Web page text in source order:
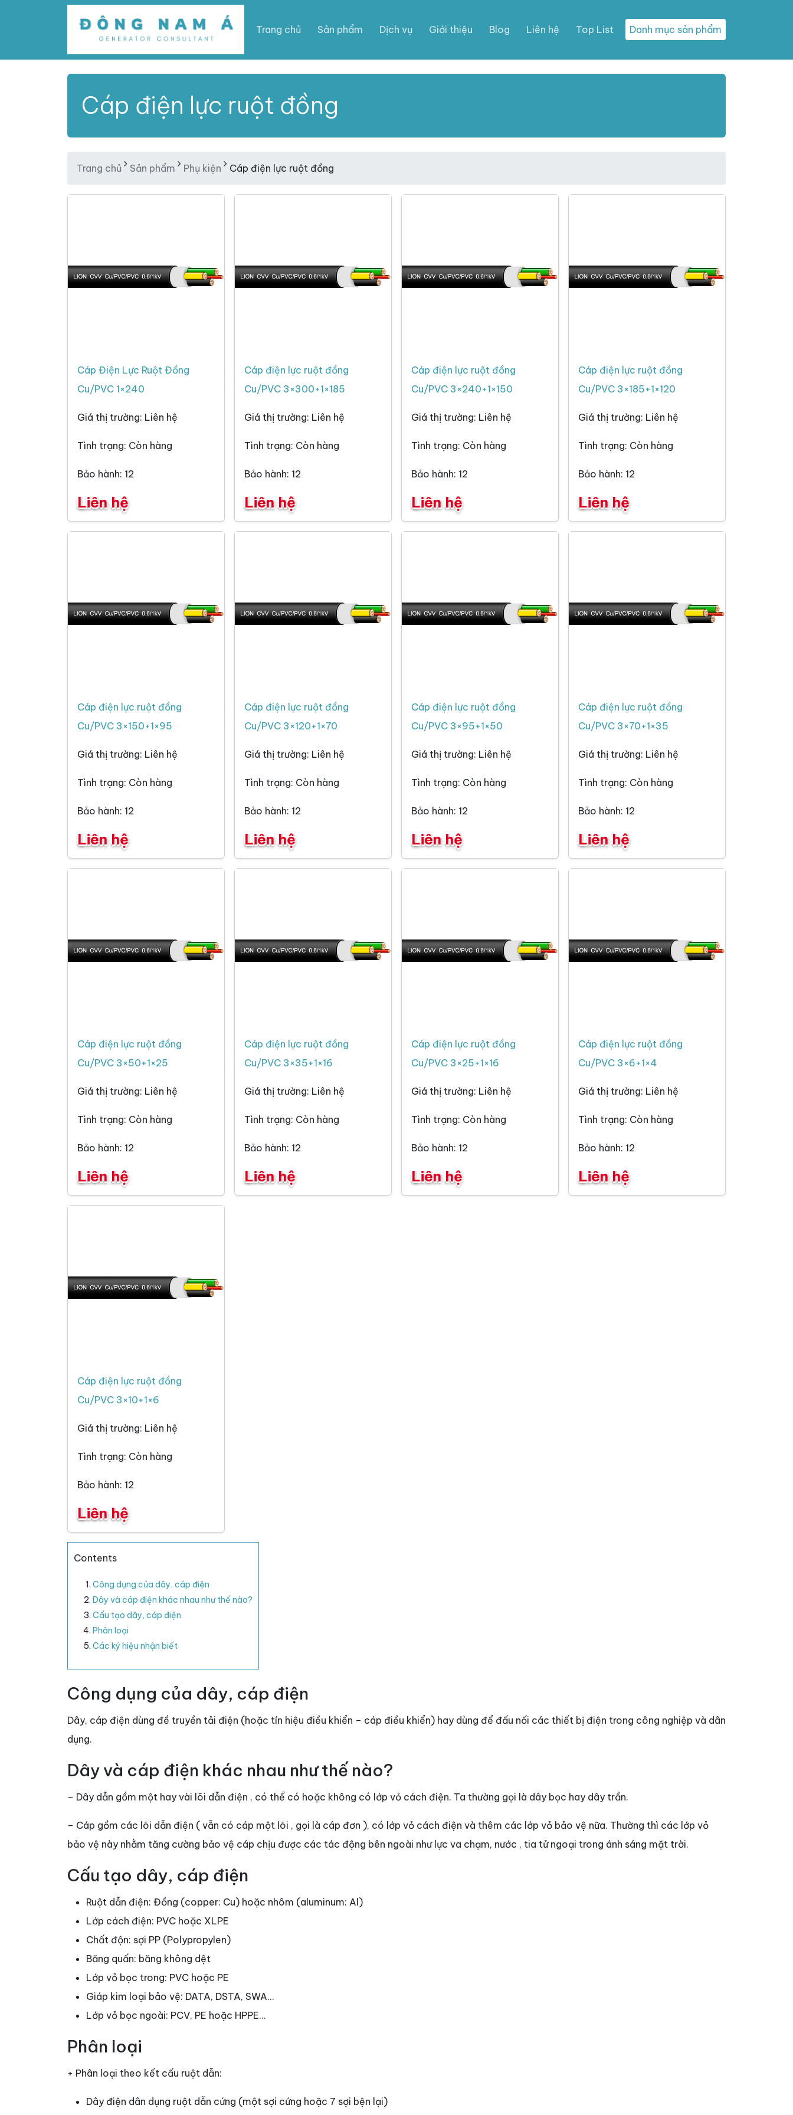
Trang chủ Sản phẩm Dịch vụ Giới thiệu Blog Liên hệ Top List Danh mục sản phẩm
Cáp điện lực ruột đồng
Trang chủ Sản phẩm Phụ kiện Cáp điện lực ruột đồng
Cáp Điện Lực Ruột Đồng
Cu/PVC 1×240
Giá thị trường: Liên hệ
Tình trạng: Còn hàng
Bảo hành: 12
Liên hệ
Cáp điện lực ruột đồng
Cu/PVC 3×300+1×185
Giá thị trường: Liên hệ
Tình trạng: Còn hàng
Bảo hành: 12
Liên hệ
Cáp điện lực ruột đồng
Cu/PVC 3×240+1×150
Giá thị trường: Liên hệ
Tình trạng: Còn hàng
Bảo hành: 12
Liên hệ
Cáp điện lực ruột đồng
Cu/PVC 3×185+1×120
Giá thị trường: Liên hệ
Tình trạng: Còn hàng
Bảo hành: 12
Liên hệ
Cáp điện lực ruột đồng
Cu/PVC 3×150+1×95
Giá thị trường: Liên hệ
Tình trạng: Còn hàng
Bảo hành: 12
Liên hệ
Cáp điện lực ruột đồng
Cu/PVC 3×120+1×70
Giá thị trường: Liên hệ
Tình trạng: Còn hàng
Bảo hành: 12
Liên hệ
Cáp điện lực ruột đồng
Cu/PVC 3×95+1×50
Giá thị trường: Liên hệ
Tình trạng: Còn hàng
Bảo hành: 12
Liên hệ
Cáp điện lực ruột đồng
Cu/PVC 3×70+1×35
Giá thị trường: Liên hệ
Tình trạng: Còn hàng
Bảo hành: 12
Liên hệ
Cáp điện lực ruột đồng
Cu/PVC 3×50+1×25
Giá thị trường: Liên hệ
Tình trạng: Còn hàng
Bảo hành: 12
Liên hệ
Cáp điện lực ruột đồng
Cu/PVC 3×35+1×16
Giá thị trường: Liên hệ
Tình trạng: Còn hàng
Bảo hành: 12
Liên hệ
Cáp điện lực ruột đồng
Cu/PVC 3×25+1×16
Giá thị trường: Liên hệ
Tình trạng: Còn hàng
Bảo hành: 12
Liên hệ
Cáp điện lực ruột đồng
Cu/PVC 3×6+1×4
Giá thị trường: Liên hệ
Tình trạng: Còn hàng
Bảo hành: 12
Liên hệ
Cáp điện lực ruột đồng
Cu/PVC 3×10+1×6
Giá thị trường: Liên hệ
Tình trạng: Còn hàng
Bảo hành: 12
Liên hệ
Contents
Công dụng của dây, cáp điện
Dây và cáp điện khác nhau như thế nào?
Cấu tạo dây, cáp điện
Phân loại
Các ký hiệu nhận biết
Công dụng của dây, cáp điện
Dây, cáp điện dùng đề truyền tải điện (hoặc tín hiệu điều khiển – cáp điều khiển) hay dùng để đấu nối các thiết bị điện trong công nghiệp và dân
dụng.
Dây và cáp điện khác nhau như thế nào?
– Dây dẫn gồm một hay vài lõi dẫn điện , có thể có hoặc không có lớp vỏ cách điện. Ta thường gọi là dây bọc hay dây trần.
– Cáp gồm các lõi dẫn điện ( vẫn có cáp một lõi , gọi là cáp đơn ), có lớp vỏ cách điện và thêm các lớp vỏ bảo vệ nữa. Thường thì các lớp vỏ
bảo vệ này nhằm tăng cường bảo vệ cáp chịu được các tác động bên ngoài như lực va chạm, nước , tia tử ngoại trong ánh sáng mặt trời.
Cấu tạo dây, cáp điện
Ruột dẫn điện: Đồng (copper: Cu) hoặc nhôm (aluminum: Al)
Lớp cách điện: PVC hoặc XLPE
Chất độn: sợi PP (Polypropylen)
Băng quấn: băng không dệt
Lớp vỏ bọc trong: PVC hoặc PE
Giáp kim loại bảo vệ: DATA, DSTA, SWA…
Lớp vỏ bọc ngoài: PCV, PE hoặc HPPE…
Phân loại
+ Phân loại theo kết cấu ruột dẫn:
Dây điện dân dụng ruột dẫn cứng (một sợi cứng hoặc 7 sợi bện lại)